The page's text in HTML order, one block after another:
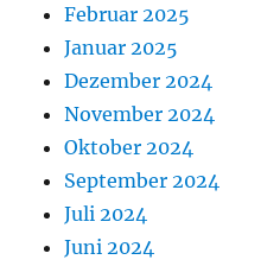
Februar 2025
Januar 2025
Dezember 2024
November 2024
Oktober 2024
September 2024
Juli 2024
Juni 2024